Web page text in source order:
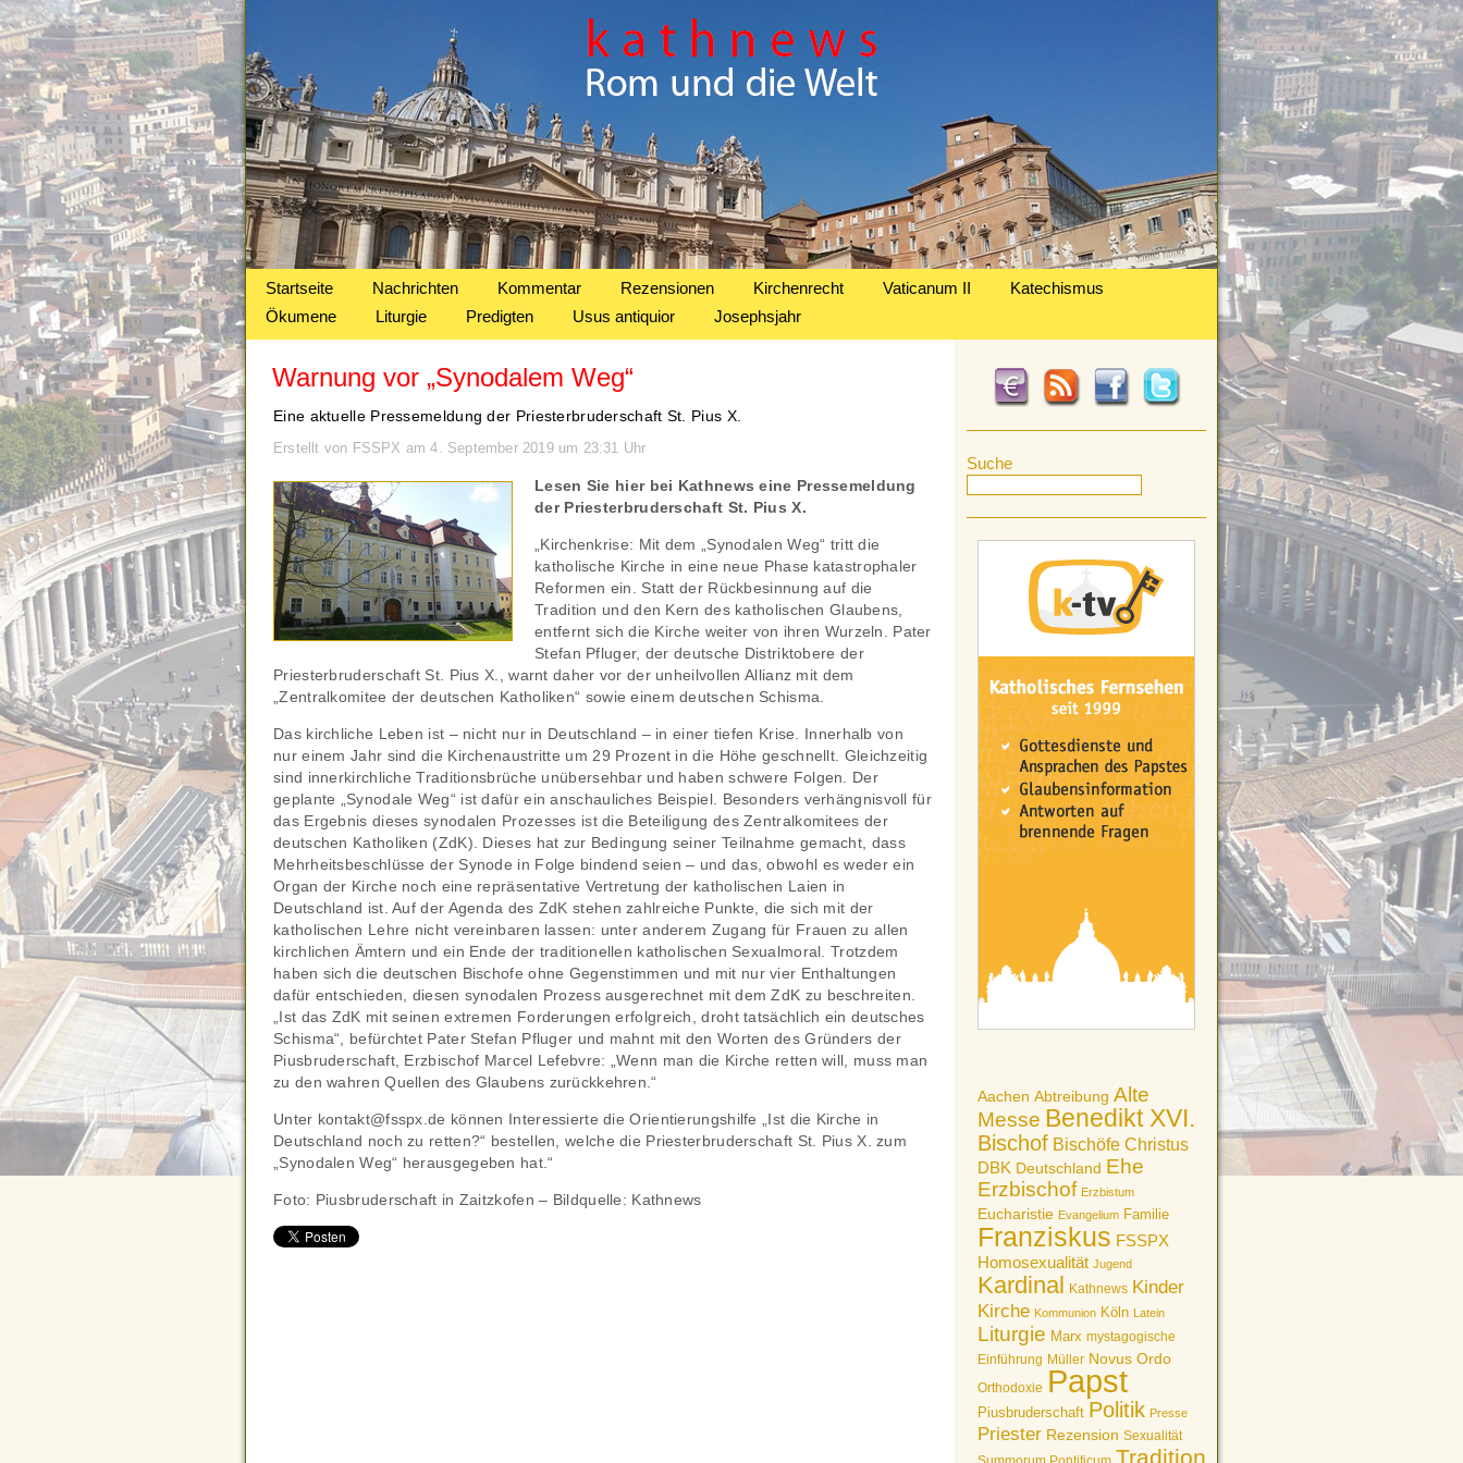
Startseite Nachrichten Kommentar Rezensionen Kirchenrecht Vaticanum II
Katechismus
Ökumene
Liturgie Predigten Usus antiquior Josephsjahr
Suche
Aachen Abtreibung Alte
Messe Benedikt XVI.
Bischof Bischöfe Christus
DBK Deutschland Ehe
Erzbischof Erzbistum
Eucharistie Evangelium Familie
Franziskus FSSPX
Homosexualität Jugend
Kardinal Kathnews Kinder
Kirche Kommunion Köln Latein
Liturgie Marx mystagogische
Einführung Müller Novus Ordo
Orthodoxie Papst
Piusbruderschaft Politik Presse
Priester Rezension Sexualität
Tradition
Warnung vor „Synodalem Weg“
Eine aktuelle Pressemeldung der Priesterbruderschaft St. Pius X.
Erstellt von FSSPX am 4. September 2019 um 23:31 Uhr
Lesen Sie hier bei Kathnews eine Pressemeldung
der Priesterbruderschaft St. Pius X.
„Kirchenkrise: Mit dem „Synodalen Weg“ tritt die
katholische Kirche in eine neue Phase katastrophaler
Reformen ein. Statt der Rückbesinnung auf die
Tradition und den Kern des katholischen Glaubens,
entfernt sich die Kirche weiter von ihren Wurzeln. Pater
Stefan Pfluger, der deutsche Distriktobere der
Priesterbruderschaft St. Pius X., warnt daher vor der unheilvollen Allianz mit dem
„Zentralkomitee der deutschen Katholiken“ sowie einem deutschen Schisma.
Das kirchliche Leben ist – nicht nur in Deutschland – in einer tiefen Krise. Innerhalb von
nur einem Jahr sind die Kirchenaustritte um 29 Prozent in die Höhe geschnellt. Gleichzeitig
sind innerkirchliche Traditionsbrüche unübersehbar und haben schwere Folgen. Der
geplante „Synodale Weg“ ist dafür ein anschauliches Beispiel. Besonders verhängnisvoll für
das Ergebnis dieses synodalen Prozesses ist die Beteiligung des Zentralkomitees der
deutschen Katholiken (ZdK). Dieses hat zur Bedingung seiner Teilnahme gemacht, dass
Mehrheitsbeschlüsse der Synode in Folge bindend seien – und das, obwohl es weder ein
Organ der Kirche noch eine repräsentative Vertretung der katholischen Laien in
Deutschland ist. Auf der Agenda des ZdK stehen zahlreiche Punkte, die sich mit der
katholischen Lehre nicht vereinbaren lassen: unter anderem Zugang für Frauen zu allen
kirchlichen Ämtern und ein Ende der traditionellen katholischen Sexualmoral. Trotzdem
haben sich die deutschen Bischofe ohne Gegenstimmen und mit nur vier Enthaltungen
dafür entschieden, diesen synodalen Prozess ausgerechnet mit dem ZdK zu beschreiten.
„Ist das ZdK mit seinen extremen Forderungen erfolgreich, droht tatsächlich ein deutsches
Schisma“, befürchtet Pater Stefan Pfluger und mahnt mit den Worten des Gründers der
Piusbruderschaft, Erzbischof Marcel Lefebvre: „Wenn man die Kirche retten will, muss man
zu den wahren Quellen des Glaubens zurückkehren.“
Unter kontakt@fsspx.de können Interessierte die Orientierungshilfe „Ist die Kirche in
Deutschland noch zu retten?“ bestellen, welche die Priesterbruderschaft St. Pius X. zum
„Synodalen Weg“ herausgegeben hat.“
Foto: Piusbruderschaft in Zaitzkofen – Bildquelle: Kathnews